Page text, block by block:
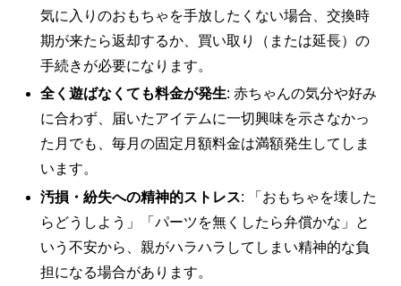
気に入りのおもちゃを手放したくない場合、交換時
期が来たら返却するか、買い取り（または延長）の
手続きが必要になります。
全く遊ばなくても料金が発生: 赤ちゃんの気分や好み
に合わず、届いたアイテムに一切興味を示さなかっ
た月でも、毎月の固定月額料金は満額発生してしま
います。
汚損・紛失への精神的ストレス: 「おもちゃを壊した
らどうしよう」「パーツを無くしたら弁償かな」と
いう不安から、親がハラハラしてしまい精神的な負
担になる場合があります。